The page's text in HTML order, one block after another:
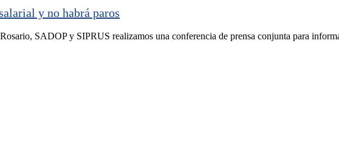
y no habrá paros
SADOP y SIPRUS realizamos una conferencia de prensa conjunta para